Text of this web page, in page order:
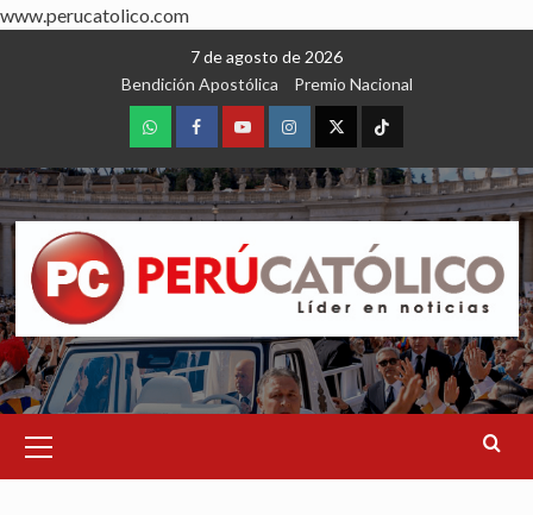
www.perucatolico.com
7 de agosto de 2026
Bendición Apostólica
Premio Nacional
WhatsAppFacebookYoutubeInstagram
X TikTok
Menu